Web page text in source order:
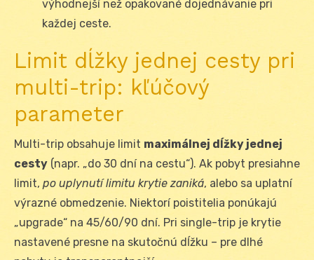
výhodnejší než opakované dojednávanie pri
každej ceste.
Limit dĺžky jednej cesty pri
multi-trip: kľúčový
parameter
Multi-trip obsahuje limit maximálnej dĺžky jednej
cesty (napr. „do 30 dní na cestu“). Ak pobyt presiahne
limit, po uplynutí limitu krytie zaniká, alebo sa uplatní
výrazné obmedzenie. Niektorí poistitelia ponúkajú
„upgrade“ na 45/60/90 dní. Pri single-trip je krytie
nastavené presne na skutočnú dĺžku – pre dlhé